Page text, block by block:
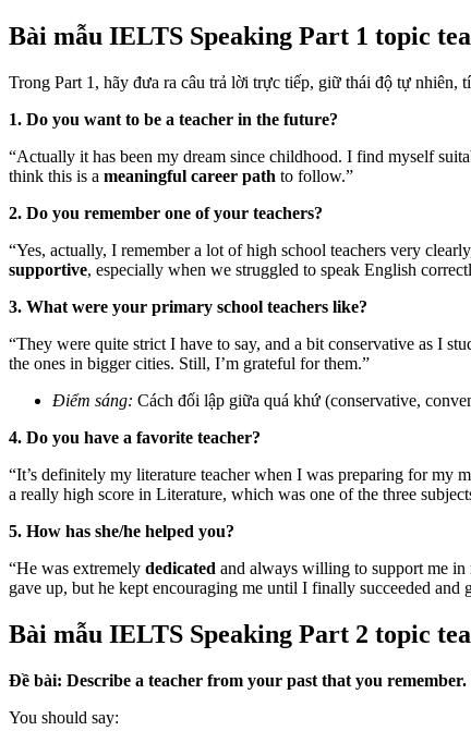
Bài mẫu IELTS Speaking Part 1 topic
Trong Part 1, hãy đưa ra câu trả lời trực tiếp, giữ thái độ tự
1. Do you want to be a teacher in the future?
“Actually it has been my dream since childhood. I find myself
think this is a meaningful career path to follow.”
2. Do you remember one of your teachers?
“Yes, actually, I remember a lot of high school teachers very
supportive, especially when we struggled to speak English
3. What were your primary school teachers like?
“They were quite strict I have to say, and a bit conservative as I
the ones in bigger cities. Still, I’m grateful for them.”
Điểm sáng: Cách đối lập giữa quá khứ (conservative,
4. Do you have a favorite teacher?
“It’s definitely my literature teacher when I was preparing for my
a really high score in Literature, which was one of the three
5. How has she/he helped you?
“He was extremely dedicated and always willing to support me in
gave up, but he kept encouraging me until I finally succeeded and
Bài mẫu IELTS Speaking Part 2 topic
Đề bài: Describe a teacher from your past that you remember.
You should say: